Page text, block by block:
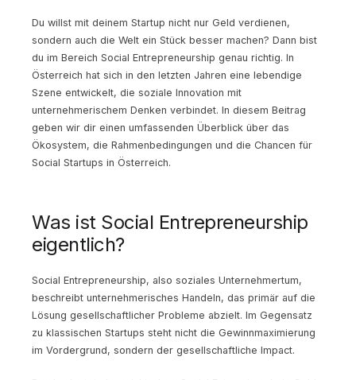
Du willst mit deinem Startup nicht nur Geld verdienen,
sondern auch die Welt ein Stück besser machen? Dann bist
du im Bereich Social Entrepreneurship genau richtig. In
Österreich hat sich in den letzten Jahren eine lebendige
Szene entwickelt, die soziale Innovation mit
unternehmerischem Denken verbindet. In diesem Beitrag
geben wir dir einen umfassenden Überblick über das
Ökosystem, die Rahmenbedingungen und die Chancen für
Social Startups in Österreich.
Was ist Social Entrepreneurship
eigentlich?
Social Entrepreneurship, also soziales Unternehmertum,
beschreibt unternehmerisches Handeln, das primär auf die
Lösung gesellschaftlicher Probleme abzielt. Im Gegensatz
zu klassischen Startups steht nicht die Gewinnmaximierung
im Vordergrund, sondern der gesellschaftliche Impact.